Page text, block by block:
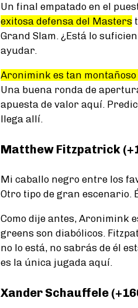
Un final empatado en el
exitosa defensa del Masters
Grand Slam. ¿Está lo
ayudar.
Aronimink es tan montañoso
Una buena ronda de
apuesta de valor aquí.
llega allí.
Matthew Fitzpatrick
Mi caballo negro entre los
Otro tipo de gran escenario.
Como dije antes, Aronimink
greens son diabólicos.
no lo está, no sabrás de él
es la única jugada aquí.
Xander Schauffele